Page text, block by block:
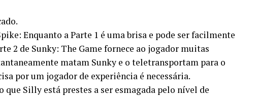
Enquanto a Parte 1 é uma brisa e pode ser facilmente
2 de Sunky: The Game fornece ao jogador muitas
matam Sunky e o teletransportam para o
por um jogador de experiência é necessária.
que Silly está prestes a ser esmagada pelo nível de